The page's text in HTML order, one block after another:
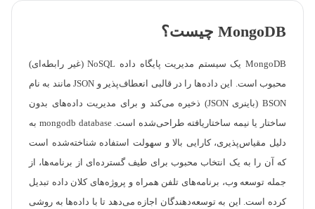
MongoDB چیست؟
MongoDB یک سیستم مدیریت پایگاه داده NoSQL (غیر رابطه‌ای)
محبوب است. این داده‌ها را در قالبی انعطاف‌پذیر و JSON مانند به نام
BSON (باینری JSON) ذخیره می‌کند و برای مدیریت داده‌های بدون
ساختار یا نیمه ساختاریافته طراحی‌شده است. mongodb database به
دلیل مقیاس‌پذیری، کارایی بالا و سهولت استفاده شناخته‌شده است
که آن را به یک انتخاب محبوب برای طیف گسترده‌ای از برنامه‌ها، از
جمله توسعه وب، برنامه‌های تلفن همراه و پروژه‌های کلان داده تبدیل
کرده است. این به توسعه‌دهندگان اجازه می‌دهد تا با داده‌ها به روشی